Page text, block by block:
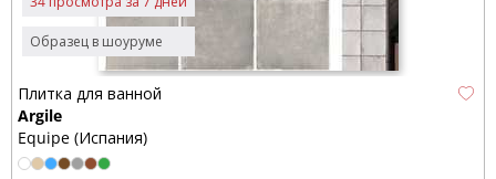
Образец в шоуруме
Плитка для ванной
Argile
Equipe (Испания)